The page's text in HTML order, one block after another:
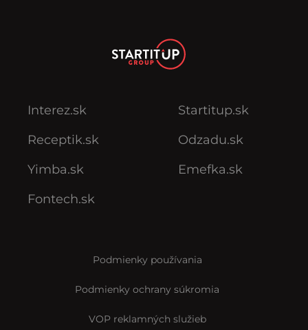
Interez.sk
Receptik.sk
Yimba.sk
Fontech.sk
Startitup.sk
Odzadu.sk
Emefka.sk
Podmienky používania
Podmienky ochrany súkromia
VOP reklamných služieb